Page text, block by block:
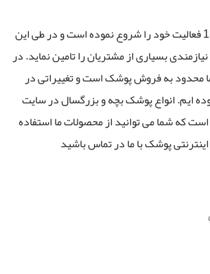
ناجی طب از سال 1390 فعالیت خود را شروع نموده است و در طی این
بسیاری از مشتریان را تامین نماید. در
محدود به فروش پوشک است و تغییراتی در
ایم. انواع پوشک بچه و بزرگسال در سایت
که شما می توانید از محصولات ما استفاده
پوشک با ما در تماس باشید